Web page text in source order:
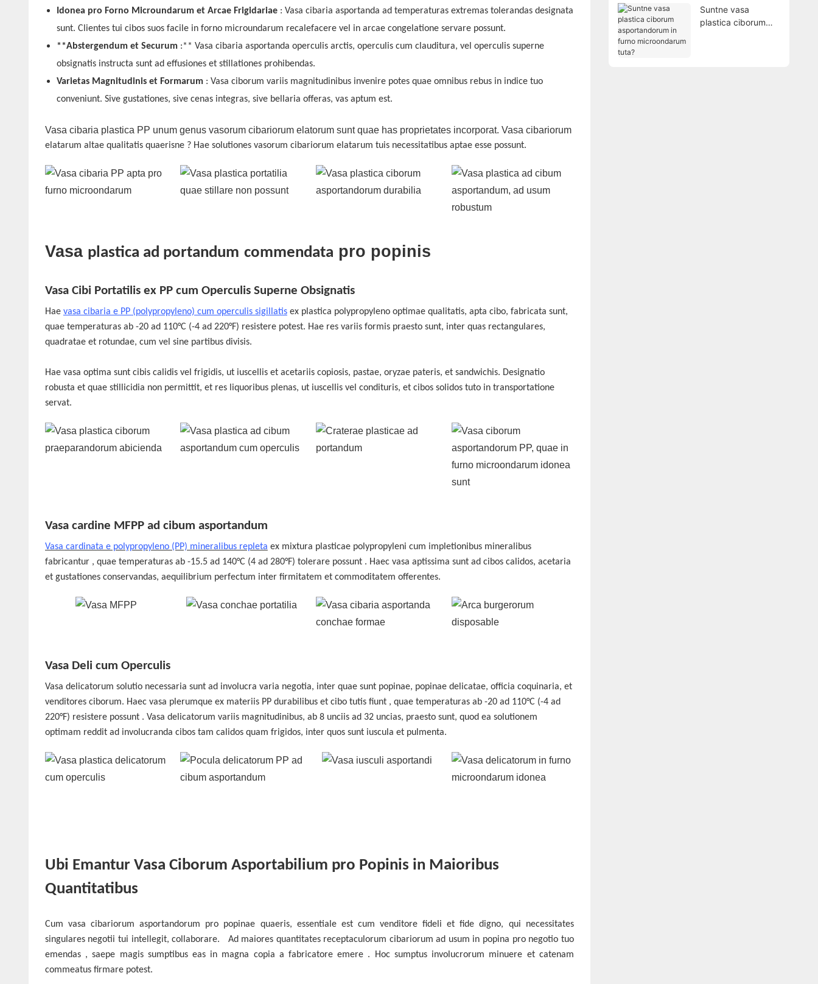
Idonea pro Forno Microundarum et Arcae Frigidariae : Vasa cibaria asportanda ad temperaturas extremas tolerandas designata
sunt. Clientes tui cibos suos facile in forno microundarum recalefacere vel in arcae congelatione servare possunt.
**Abstergendum et Securum :** Vasa cibaria asportanda operculis arctis, operculis cum clauditura, vel operculis superne
obsignatis instructa sunt ad effusiones et stillationes prohibendas.
Varietas Magnitudinis et Formarum : Vasa ciborum variis magnitudinibus invenire potes quae omnibus rebus in indice tuo
conveniunt. Sive gustationes, sive cenas integras, sive bellaria offeras, vas aptum est.
Vasa cibaria plastica PP unum genus vasorum cibariorum elatorum sunt quae has proprietates incorporat. Vasa cibariorum
elatarum altae qualitatis quaerisne ? Hae solutiones vasorum cibariorum elatarum tuis necessitatibus aptae esse possunt.
Vasa plastica ad portandum commendata pro popinis
Vasa Cibi Portatilis ex PP cum Operculis Superne Obsignatis
Hae vasa cibaria e PP (polypropyleno) cum operculis sigillatisex plastica polypropyleno optimae qualitatis, apta cibo, fabricata sunt,
quae temperaturas ab -20 ad 110°C (-4 ad 220°F) resistere potest. Hae res variis formis praesto sunt, inter quas rectangulares,
quadratae et rotundae, cum vel sine partibus divisis.
Hae vasa optima sunt cibis calidis vel frigidis, ut iuscellis et acetariis copiosis, pastae, oryzae pateris, et sandwichis. Designatio
robusta et quae stillicidia non permittit, et res liquoribus plenas, ut iuscellis vel condituris, et cibos solidos tuto in transportatione
servat.
Vasa cardine MFPP ad cibum asportandum
Vasa cardinata e polypropyleno (PP) mineralibus repleta ex mixtura plasticae polypropyleni cum impletionibus mineralibus
fabricantur , quae temperaturas ab -15.5 ad 140°C (4 ad 280°F) tolerare possunt . Haec vasa aptissima sunt ad cibos calidos, acetaria
et gustationes conservandas, aequilibrium perfectum inter firmitatem et commoditatem offerentes.
Vasa Deli cum Operculis
Vasa delicatorum solutio necessaria sunt ad involucra varia negotia, inter quae sunt popinae, popinae delicatae, officia coquinaria, et
venditores ciborum. Haec vasa plerumque ex materiis PP durabilibus et cibo tutis fiunt , quae temperaturas ab -20 ad 110°C (-4 ad
220°F) resistere possunt . Vasa delicatorum variis magnitudinibus, ab 8 unciis ad 32 uncias, praesto sunt, quod ea solutionem
optimam reddit ad involucranda cibos tam calidos quam frigidos, inter quos sunt iuscula et pulmenta.
Ubi Emantur Vasa Ciborum Asportabilium pro Popinis in Maioribus
Quantitatibus
Cum vasa cibariorum asportandorum pro popinae quaeris, essentiale est cum venditore fideli et fide digno, qui necessitates
singulares negotii tui intellegit, collaborare.
Ad maiores quantitates receptaculorum cibariorum ad usum in popina pro negotio tuo
emendas , saepe magis sumptibus eas in magna copia a fabricatore emere . Hoc sumptus involucrorum minuere et catenam
commeatus firmare potest.
Suntne vasa
plastica ciborum